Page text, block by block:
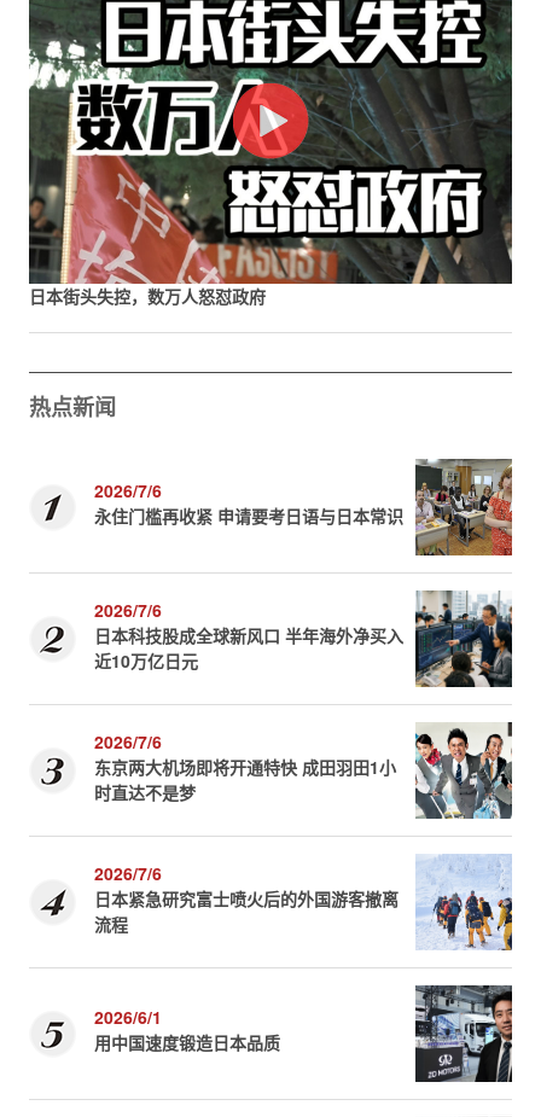
日本街头失控，数万人怒怼政府
热点新闻
2026/7/6
永住门槛再收紧 申请要考日语与日本常识
2026/7/6
日本科技股成全球新风口 半年海外净买入
近10万亿日元
2026/7/6
东京两大机场即将开通特快 成田羽田1小
时直达不是梦
2026/7/6
日本紧急研究富士喷火后的外国游客撤离
流程
2026/6/1
用中国速度锻造日本品质